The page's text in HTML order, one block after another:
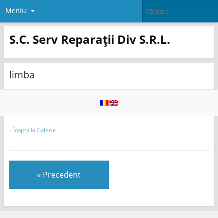
Meniu
S.C. Serv Reparații Div S.R.L.
limba
«Înapoi la Galerie
« Precedent